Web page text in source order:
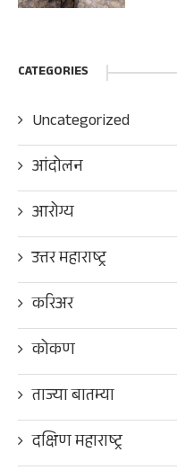
CATEGORIES
Uncategorized
आंदोलन
आरोग्य
उत्तर महाराष्ट्र
करिअर
कोकण
ताज्या बातम्या
दक्षिण महाराष्ट्र